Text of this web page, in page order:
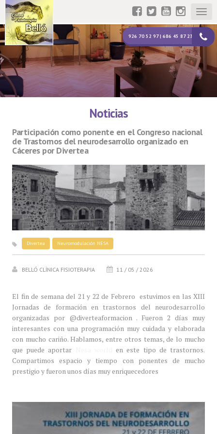
926 70 52 97 | 686 45 87 23
Noticias
Participación como ponente en el Congreso nacional
de Trastornos del neurodesarrollo organizado en
Cáceres por Divertea
Divertea Neuromodulación NESA
BELLÓ CLÍNICA FISIOTERAPIA 11 / 05 / 2026
El fin de semana del 21 y 22 de Febrero estuvimos en las XIII
Jornadas de formación en trastornos del neurodesarrollo
organizadas por @diverteaformacion . Fueron 2 días muy
interesantes con una programación muy cuidada y elaborada
con mucho cariño. Hablamos, entre otros temas, de lo mucho
que puede aportar
en este tipo de trastornos.
Compartimos espacio y tiempo con ponentes de mucho
prestigio y fueron unos días muy enriquecedores